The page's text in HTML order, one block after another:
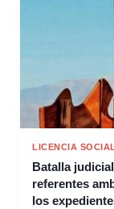
LICENCIA
Batalla
referentes
los